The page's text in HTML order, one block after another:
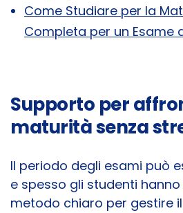
Come Studiare per la
Completa per un Esame
Supporto per
maturità senza
Il periodo degli esami può
e spesso gli studenti
metodo chiaro per gestire